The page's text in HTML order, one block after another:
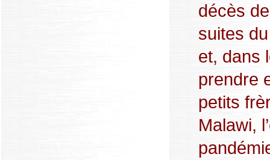
décès
suites
et, dans
prendre
petits
Malawi,